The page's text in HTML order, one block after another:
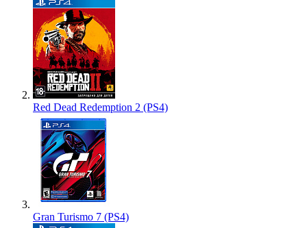
Red Dead Redemption 2 (PS4)
Gran Turismo 7 (PS4)